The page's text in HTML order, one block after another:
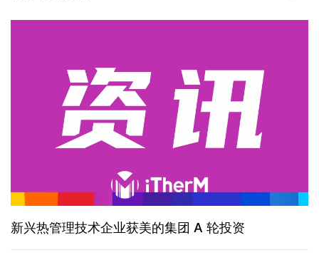
新兴热管理技术企业获美的集团 A 轮投资